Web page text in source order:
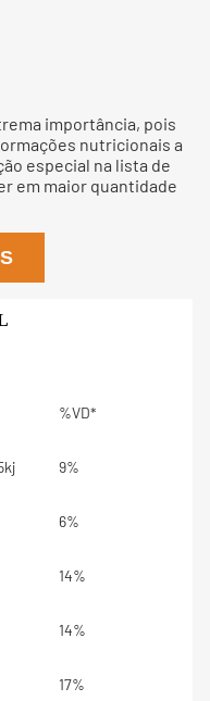
importância, pois
nutricionais a
especial na lista de
em maior quantidade
%VD*
9%
6%
14%
14%
17%